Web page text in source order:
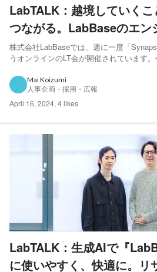
LabTALK：越境していく
つながる。LabBaseのエン
勉強会に参加する理由とは
株式会社LabBaseでは、週に一度「
うオンラインのLT会が開催されています
と、このLT会を主催するリサーチエンジニ
ます。 LabBaseに入社するため...
Mai Koizumi
人事企画・採用・広報
April 16, 2024, 4 likes
LabTALK：生成AIで『
に使いやすく、快適に。リ